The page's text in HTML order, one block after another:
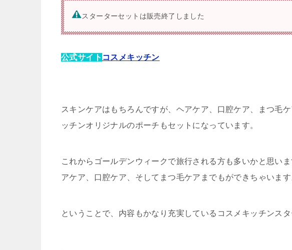
スターターセットは販売終了しました
公式サイト コスメキッチン
スキンケアはもちろんですが、ヘアケア、口腔ケア、まつ毛
ッチンオリジナルのポーチもセットになっています。
これからゴールデンウィークで旅行される方も多いかと思い
アケア、口腔ケア、そしてまつ毛ケアまでもができちゃいます
ということで、内容もかなり充実しているコスメキッチンス